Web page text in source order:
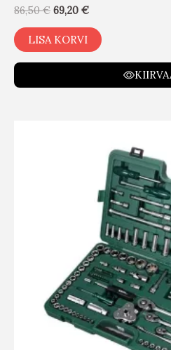
86,50€ 69,20 €
LISA KORVI